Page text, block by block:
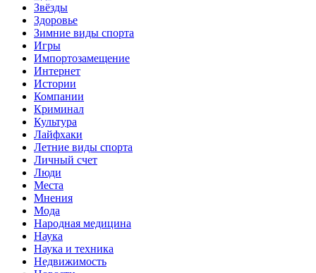
Звёзды
Здоровье
Зимние виды спорта
Игры
Импортозамещение
Интернет
Истории
Компании
Криминал
Культура
Лайфхаки
Летние виды спорта
Личный счет
Люди
Места
Мнения
Мода
Народная медицина
Наука
Наука и техника
Недвижимость